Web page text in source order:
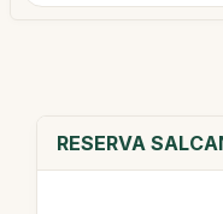
RESERVA